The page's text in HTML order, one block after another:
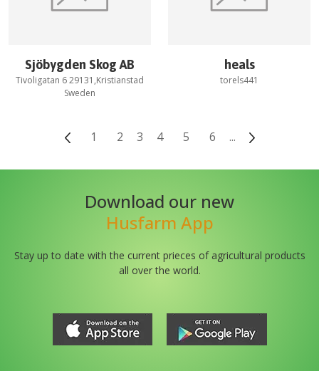
Sjöbygden Skog AB
Tivoligatan 6 29131,Kristianstad
Sweden
heals
torels441
1 2 3 4 5 6 ...
Download our new
Husfarm App
Stay up to date with the current prieces of agricultural products
all over the world.